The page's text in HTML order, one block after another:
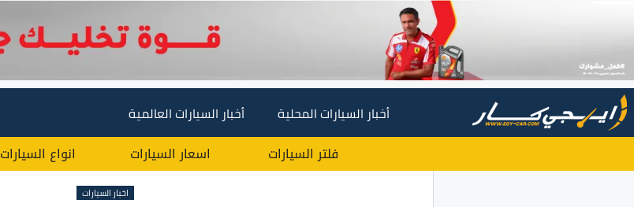
أخبار السيارات المحلية أخبار السيارات العالمية
فلتر السيارات اسعار السيارات انواع السيارات
اخبار السيارات